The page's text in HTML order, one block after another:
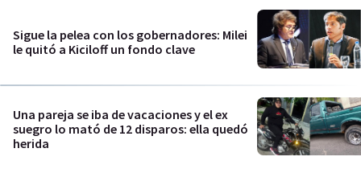
Sigue la pelea con los gobernadores: Milei
le quitó a Kiciloff un fondo clave
Una pareja se iba de vacaciones y el ex
suegro lo mató de 12 disparos: ella quedó
herida